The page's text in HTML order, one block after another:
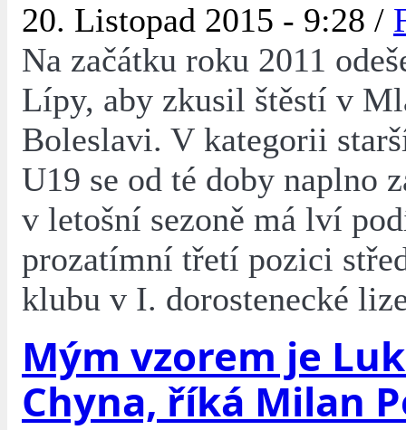
20. Listopad 2015 - 9:28 /
Na začátku roku 2011
Lípy, aby zkusil štěstí v
Boleslavi. V kategorii
U19 se od té doby naplno
v letošní sezoně má lví
prozatímní třetí pozici
klubu v I. dorostenecké
Mým vzorem je
Chyna, říká Milan